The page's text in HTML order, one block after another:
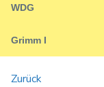
WDG
Grimm I
Zurück